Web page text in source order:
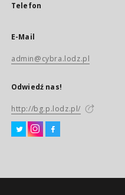
Telefon
E-Mail
admin@cybra.lodz.pl
Odwiedź nas!
http://bg.p.lodz.pl/